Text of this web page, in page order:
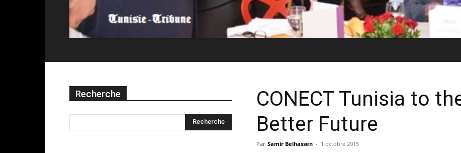
CONECT Tunisia to
Better Future
Par Samir Belhassen - 1 octobre 2015
Recherche